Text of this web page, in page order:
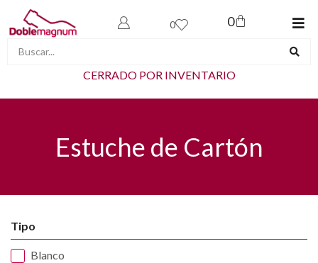
0 0
CERRADO POR INVENTARIO
Estuche de Cartón
Tipo
Blanco